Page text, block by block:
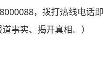
，拨打热线电话
事实、揭开真相。）